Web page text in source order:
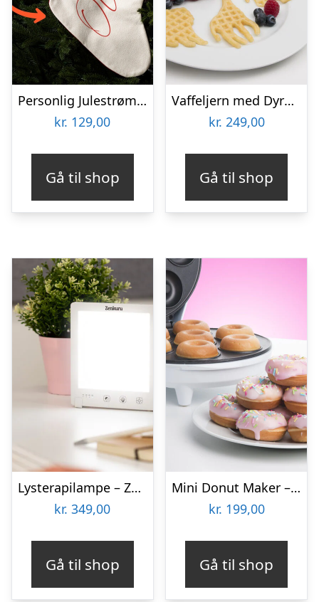
Personlig Julestrømpe med Tekst
kr. 129,00
Gå til shop
Vaffeljern med Dyremotiv – KitchPro
kr. 249,00
Gå til shop
Lysterapilampe – Zenkuru
kr. 349,00
Gå til shop
Mini Donut Maker – KitchPro
kr. 199,00
Gå til shop